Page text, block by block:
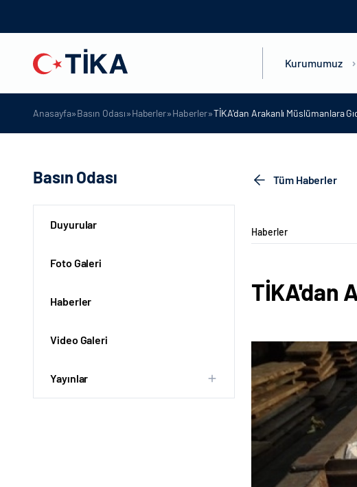
Kurumumuz
Anasayfa»Basın Odası»Haberler»Haberler»TİKA'dan Arakanlı Müslümanlara
Basın Odası
Duyurular
Foto Galeri
Haberler
Video Galeri
Yayınlar
Tüm Haberler
Haberler
TİKA'dan